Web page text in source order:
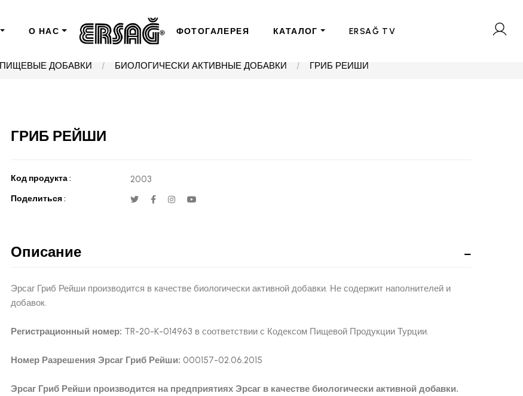
О НАС ФОТОГАЛЕРЕЯ КАТАЛОГ ERSAĞ TV
ПИЩЕВЫЕ ДОБАВКИ БИОЛОГИЧЕСКИ АКТИВНЫЕ ДОБАВКИ ГРИБ РЕЙШИ
ГРИБ РЕЙШИ
Код продукта : 2003
Поделиться :
Описание
Эрсаг Гриб Рейши производится в качестве биологически активной добавки. Не содержит наполнителей и
добавок.
Регистрационный номер: TR-20-K-014963 в соответствии с Кодексом Пищевой Продукции Турции.
Номер Разрешения Эрсаг Гриб Рейши: 000157-02.06.2015
Эрсаг Гриб Рейши производится на предприятиях Эрсаг в качестве биологически активной добавки.